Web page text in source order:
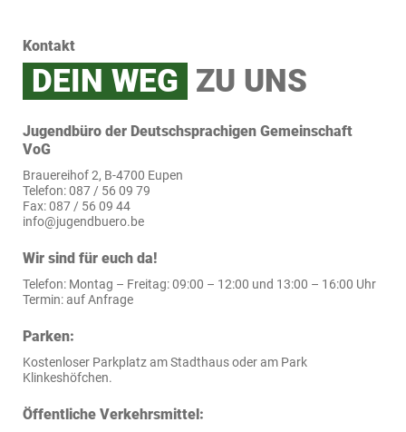
Kontakt
DEIN WEG ZU UNS
Jugendbüro der Deutschsprachigen Gemeinschaft
VoG
Brauereihof 2, B-4700 Eupen
Telefon: 087 / 56 09 79
Fax: 087 / 56 09 44
info@jugendbuero.be
Wir sind für euch da!
Telefon: Montag – Freitag: 09:00 – 12:00 und 13:00 – 16:00 Uhr
Termin: auf Anfrage
Parken:
Kostenloser Parkplatz am Stadthaus oder am Park
Klinkeshöfchen.
Öffentliche Verkehrsmittel: